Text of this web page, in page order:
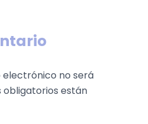
electrónico no será
obligatorios están